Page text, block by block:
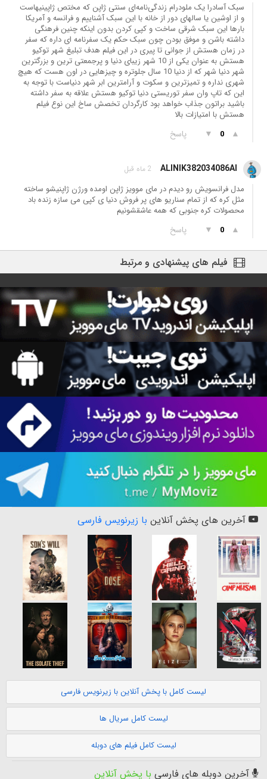
سبک آسادرا یک ملودرام زندگی‌نامه‌ای سنتی ژاپن که مختص ژاپینیهاست
و از اوشین یا سالهای دور از خانه با این سبک آشناییم و فرانسه و آمریکا
بارها این سبک شرقی ساخت و کپی کردن بدون اینکه چنین فرهنگی
داشته باشن و موفق بودن چون سبک حکم یک سفرنامه ای داره که سفر
در زمان هستش از جوانی تا پیری در این فیلم هدف تبلیغ شهر توکیو
هستش به عنوان یکی از 10 شهر زیبای دنیا و پرجمعتی ترین و بزرگترین
شهر دنیا شهر که از دنیا 10 سال جلوتره و چیزهایی در اون هست که هیچ
شهری نداره و تمیزترین و سکوت و آرامترین ابر شهر دنیاست با توجه به
این که تاپ وان سفر توریستی دنیا توکیو هستش علاقه به سفر داشته
باشید براتون جذاب خواهد بود کارگردان تخصش ساخ این نوع فیلم
هستش با امتیازات بالا
▲
0
▼ پاسخ
ALINIK382034086AI 2 ماه قبل
مدل فرانسویش رو دیدم در مای موویز ژاپن اومده ورژن ژاپنیشو ساخته
مثل کره که از تمام سناریو های پر فروش دنیا ی کپی می سازه زنده باد
محصولات کره جنوبی که همه عاشقشونیم
▲
0
▼ پاسخ
فیلم های پیشنهادی و مرتبط
آخرین های پخش آنلاین با زیرنویس فارسی
لیست کامل با پخش آنلاین با زیرنویس فارسی
لیست کامل سریال ها
لیست کامل فیلم های دوبله
آخرین دوبله های فارسی با پخش آنلاین